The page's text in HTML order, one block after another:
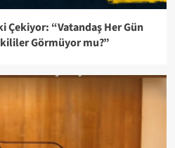
Çekiyor: “Vatandaş Her Gün
Görmüyor mu?”